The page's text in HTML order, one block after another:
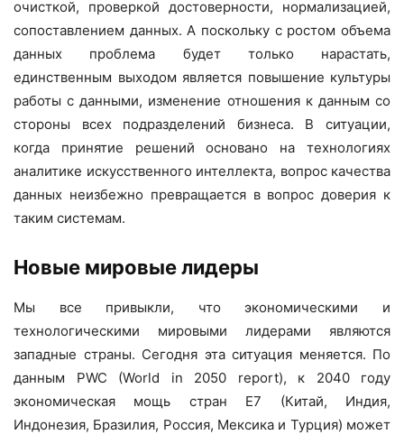
очисткой, проверкой достоверности, нормализацией,
сопоставлением данных. А поскольку с ростом объема
данных проблема будет только нарастать,
единственным выходом является повышение культуры
работы с данными, изменение отношения к данным со
стороны всех подразделений бизнеса. В ситуации,
когда принятие решений основано на технологиях
аналитике искусственного интеллекта, вопрос качества
данных неизбежно превращается в вопрос доверия к
таким системам.
Новые мировые лидеры
Мы все привыкли, что экономическими и
технологическими мировыми лидерами являются
западные страны. Сегодня эта ситуация меняется. По
данным PWC (World in 2050 report), к 2040 году
экономическая мощь стран E7 (Китай, Индия,
Индонезия, Бразилия, Россия, Мексика и Турция) может